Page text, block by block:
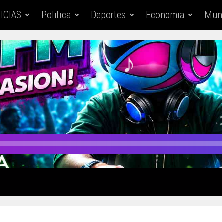
Politica Deportes Economia